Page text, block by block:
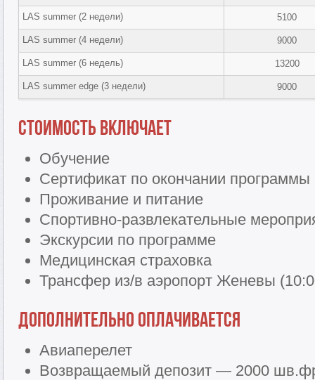
LAS summer (2 недели) 5100
LAS summer (4 недели) 9000
LAS summer (6 недель) 13200
LAS summer edge (3 недели) 9000
Стоимость включает
Обучение
Сертификат по окончании программы
Проживание и питание
Спортивно-развлекательные
Экскурсии по программе
Медицинская страховка
Трансфер из/в аэропорт Женевы
Дополнительно оплачивается
Авиаперелет
Возвращаемый депозит — 2000